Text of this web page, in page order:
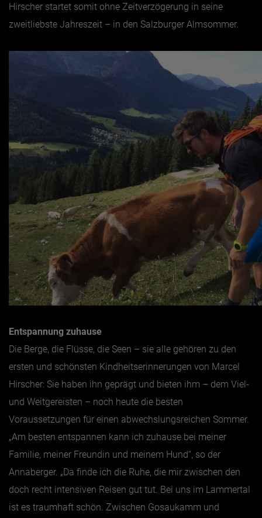
Hirscher startet somit ohne Zeitverzögerung in seine
zweitliebste Jahreszeit – in den Salzburger Almsommer.
Entspannung zuhause
Die Berge, die Flüsse, die Seen – sie alle gehören zu den
ersten und schönsten Kindheitserinnerungen von Marcel
Hirscher: Sie haben ihn geprägt und bieten ihm – dem Viel-
und Weitgereisten – noch heute die besten
Voraussetzungen für einen abwechslungsreichen Sommer.
„Am besten entspannen kann ich zuhause bei meiner
Familie, meiner Freundin und meinem Hund“, so der
Annaberger. „Da finde ich die Ruhe, die mir zwischen den
doch recht intensiven Reisen gut tut. Bei uns im Lammertal
ist es traumhaft schön. Zwischen Gosaukamm und